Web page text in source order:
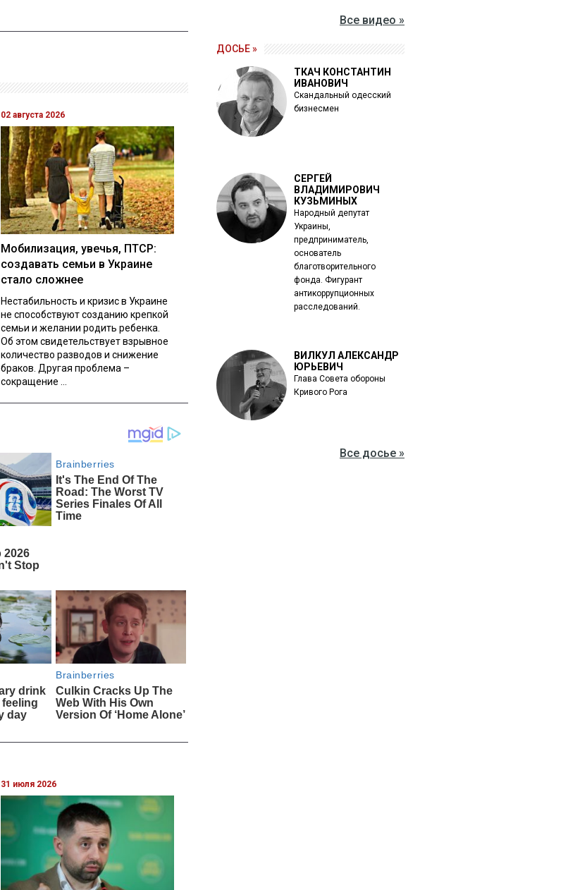
02 августа 2026
Мобилизация, увечья, ПТСР:
создавать семьи в Украине
стало сложнее
Нестабильность и кризис в Украине
не способствуют созданию крепкой
семьи и желании родить ребенка.
Об этом свидетельствует взрывное
количество разводов и снижение
браков. Другая проблема –
сокращение ...
31 июля 2026
Все видео »
ДОСЬЕ »
ТКАЧ КОНСТАНТИН
ИВАНОВИЧ
Скандальный одесский
бизнесмен
СЕРГЕЙ
ВЛАДИМИРОВИЧ
КУЗЬМИНЫХ
Народный депутат
Украины,
предприниматель,
основатель
благотворительного
фонда. Фигурант
антикоррупционных
расследований.
ВИЛКУЛ АЛЕКСАНДР
ЮРЬЕВИЧ
Глава Совета обороны
Кривого Рога
Все досье »